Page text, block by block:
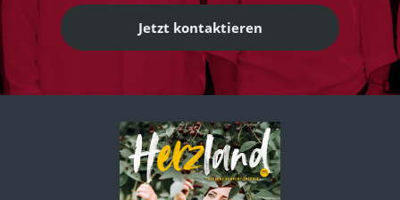
Jetzt kontaktieren